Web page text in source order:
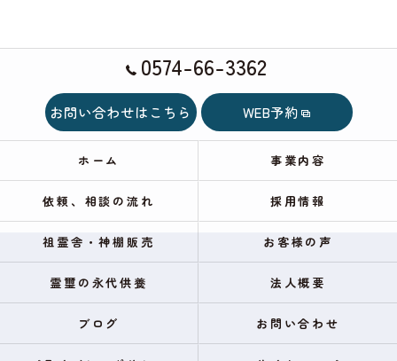
0574-66-3362
お問い合わせはこちら WEB予約
ホーム 事業内容
依頼、相談の流れ 採用情報
祖霊舎・神棚販売 お客様の声
霊璽の永代供養 法人概要
ブログ お問い合わせ